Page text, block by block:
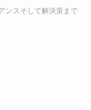
ンスそして解決策まで